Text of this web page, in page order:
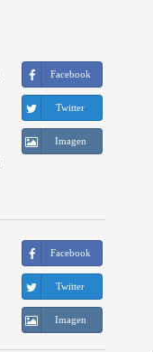
Facebook
Twitter
Imagen
Facebook
Twitter
Imagen